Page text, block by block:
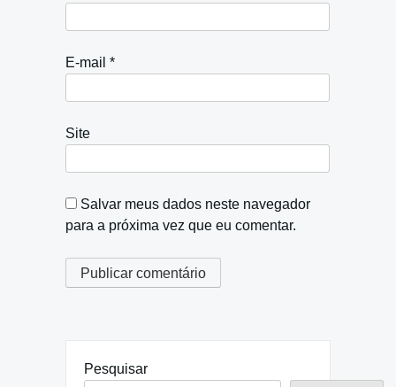
E-mail *
Site
Salvar meus dados neste navegador
para a próxima vez que eu comentar.
Pesquisar